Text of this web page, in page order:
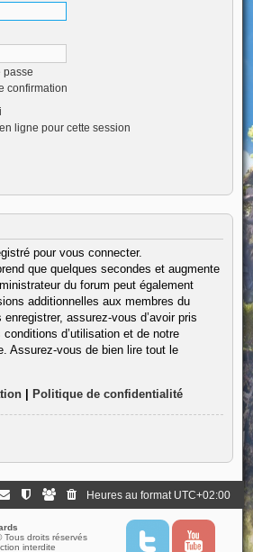
passe
confirmation
ligne pour cette session
pour vous connecter.
que quelques secondes et augmente
du forum peut également
additionnelles aux membres du
assurez-vous d’avoir pris
d’utilisation et de notre
Assurez-vous de bien lire tout le
| Politique de confidentialité
Heures au format UTC+02:00
droits réservés
interdite
T
Y